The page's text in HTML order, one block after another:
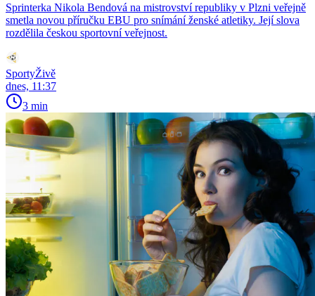
Sprinterka Nikola Bendová na mistrovství republiky v Plzni veřejně
smetla novou příručku EBU pro snímání ženské atletiky. Její slova
rozdělila českou sportovní veřejnost.
SportyŽivě
dnes, 11:37
3 min